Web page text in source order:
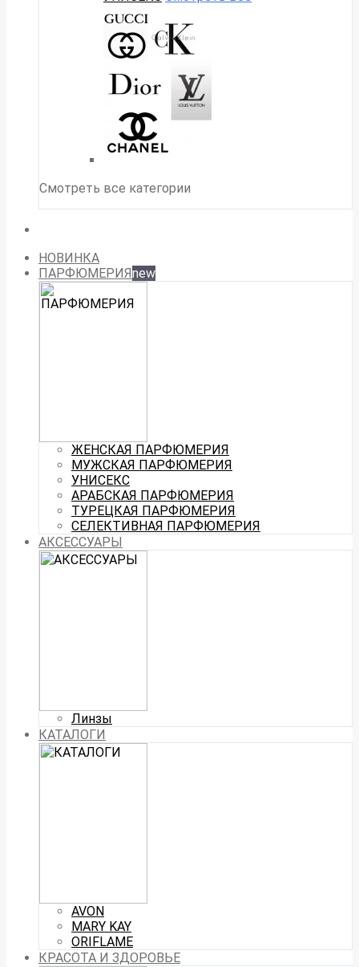
Смотреть все категории
НОВИНКА
ПАРФЮМЕРИЯnew
ЖЕНСКАЯ ПАРФЮМЕРИЯ
МУЖСКАЯ ПАРФЮМЕРИЯ
УНИСЕКС
АРАБСКАЯ ПАРФЮМЕРИЯ
ТУРЕЦКАЯ ПАРФЮМЕРИЯ
СЕЛЕКТИВНАЯ ПАРФЮМЕРИЯ
АКСЕССУАРЫ
Линзы
КАТАЛОГИ
AVON
MARY KAY
ORIFLAME
КРАСОТА И ЗДОРОВЬЕ